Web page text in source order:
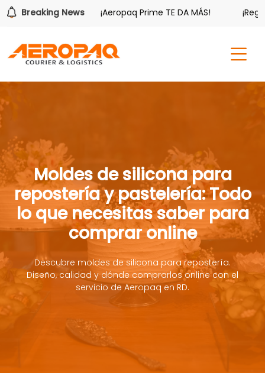
Breaking News
beneficios. ¡Aeropaq Prime TE DA MÁS!
Moldes de silicona para
repostería y pastelería: Todo
lo que necesitas saber para
comprar online
Descubre moldes de silicona para repostería.
Diseño, calidad y dónde comprarlos online con el
servicio de Aeropaq en RD.